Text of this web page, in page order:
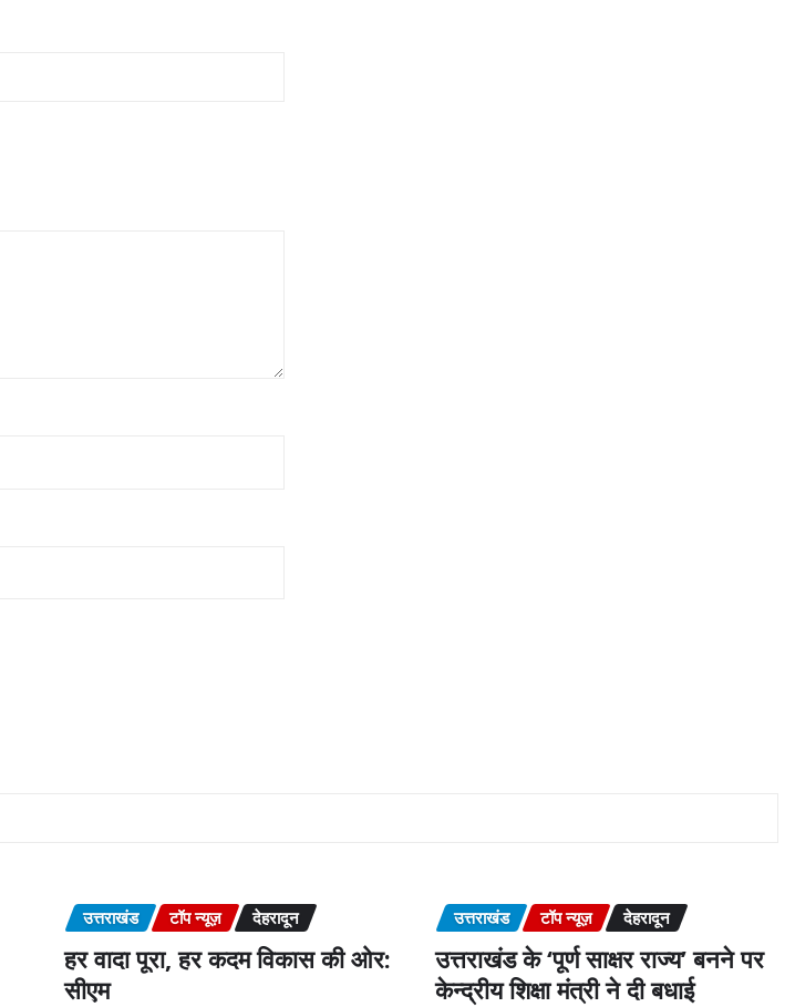
उत्तराखंड टॉप न्यूज़ देहरादून
हर वादा पूरा, हर कदम विकास की ओर:
सीएम
उत्तराखंड टॉप न्यूज़ देहरादून
उत्तराखंड के ‘पूर्ण साक्षर राज्य’ बनने पर
केन्द्रीय शिक्षा मंत्री ने दी बधाई